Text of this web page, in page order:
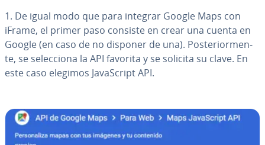
1. De igual modo que para integrar Google Maps con
iFrame, el primer paso consiste en crear una cuenta en
Google (en caso de no disponer de una). Po­s­te­rio­r­me­n­
te, se se­le­c­cio­na la API favorita y se solicita su clave. En
este caso elegimos Ja­va­S­cri­pt API.